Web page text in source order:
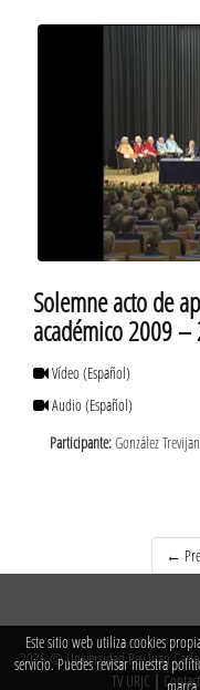
Solemne acto de
académico 2009 –
Vídeo(Español)
Audio(Español)
Participante:González
←
2026 © Universidad Rey Juan
TV URJC |
Este sitio web utiliza cookies
servicio. Puedes revisar nuestra